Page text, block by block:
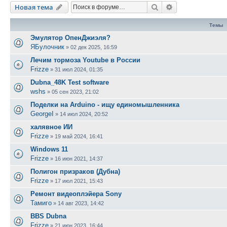
Новая тема Поиск
Темы
Эмулятор ОпенДжиэля?
ЯБулочник » 02 дек 2025, 16:59
Лечим тормоза Youtube в России
Frizze » 31 июл 2024, 01:35
Dubna_48K Test software
wshs » 05 сен 2023, 21:02
Поделки на Arduino - ищу единомышленника
GeorgeI » 14 июл 2024, 20:52
халявное ИИ
Frizze » 19 май 2024, 16:41
Windows 11
Frizze » 16 июн 2021, 14:37
Полигон призраков (Дубна)
Frizze » 17 июл 2021, 15:43
Ремонт видеоплэйера Sony
Тамиго » 14 авг 2023, 14:42
BBS Dubna
Frizze » 21 июн 2023, 16:44